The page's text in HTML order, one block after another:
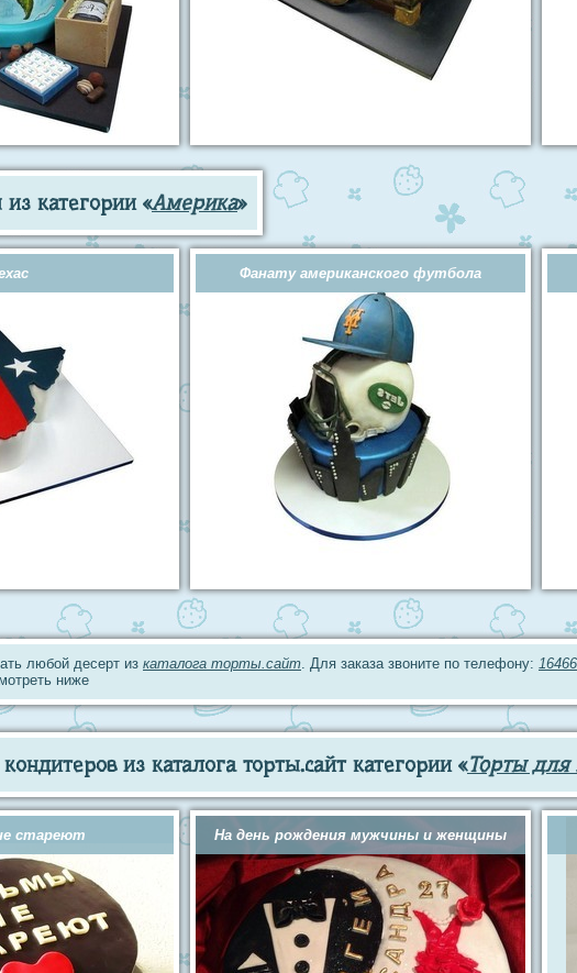
категории «Америка»
Фанату американского футбола
любой десерт из каталога торты.сайт. Для заказа звоните по телефону:
ниже
из каталога торты.сайт категории «Торты для
стареют На день рождения мужчины и женщины